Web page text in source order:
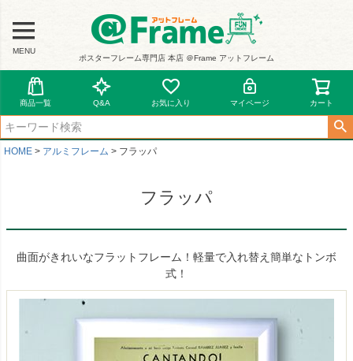
MENU
ポスターフレーム専門店 本店 ＠Frame アットフレーム
商品一覧 Q&A お気に入り マイページ カート
HOME アルミフレーム フラッパ
フラッパ
曲面がきれいなフラットフレーム！軽量で入れ替え簡単なトンボ
式！